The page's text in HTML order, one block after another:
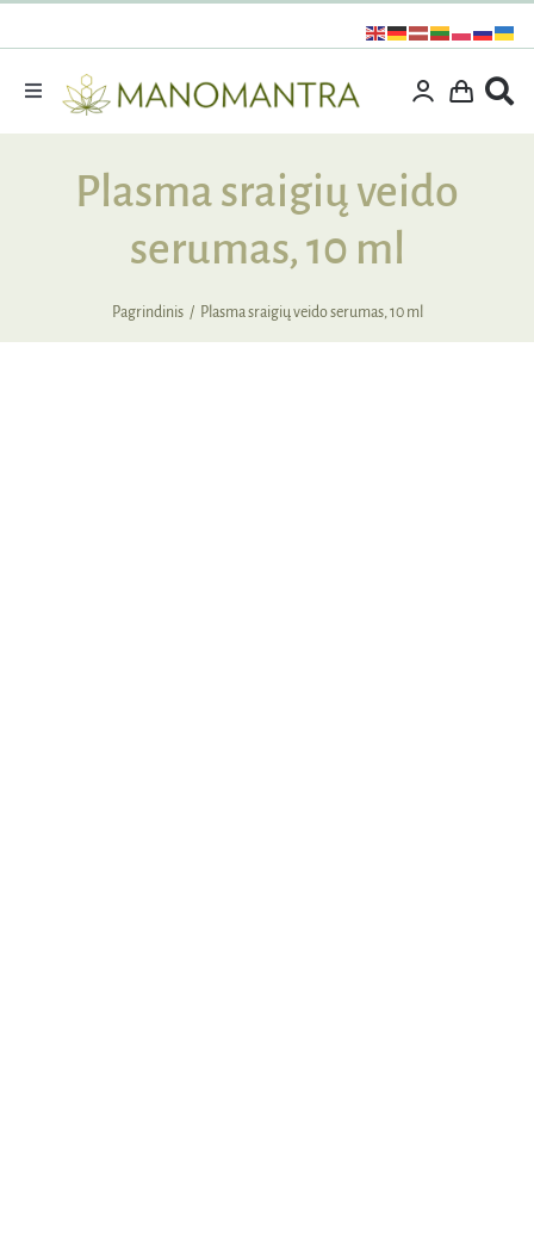
turinį
Toggle
Dovanos
Išpardavimas
Plasma sraigių veido
serumas, 10 ml
Pagrindinis Plasma sraigių veido serumas, 10 ml